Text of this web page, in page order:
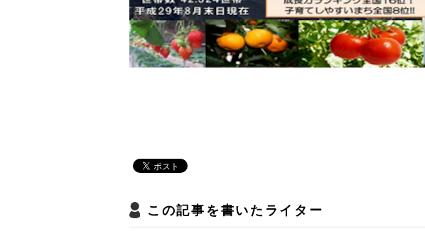
この記事を書いたライター